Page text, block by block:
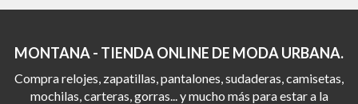
MONTANA - TIENDA ONLINE DE MODA URBANA.
Compra relojes, zapatillas, pantalones, sudaderas, camisetas,
mochilas, carteras, gorras... y mucho más para estar a la